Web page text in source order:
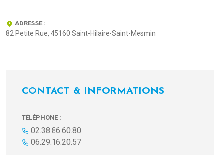
ADRESSE :
82 Petite Rue, 45160 Saint-Hilaire-Saint-Mesmin
CONTACT & INFORMATIONS
TÉLÉPHONE :
02.38.86.60.80
06.29.16.20.57